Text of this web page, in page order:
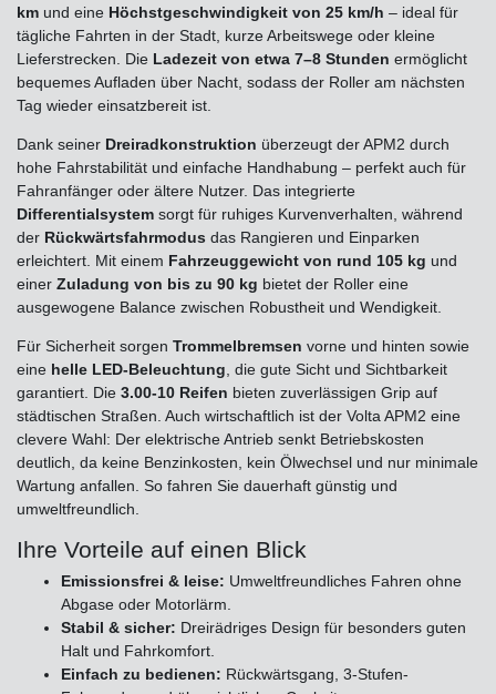
km und eine Höchstgeschwindigkeit von 25 km/h – ideal für
tägliche Fahrten in der Stadt, kurze Arbeitswege oder kleine
Lieferstrecken. Die Ladezeit von etwa 7–8 Stunden ermöglicht
bequemes Aufladen über Nacht, sodass der Roller am nächsten
Tag wieder einsatzbereit ist.
Dank seiner Dreiradkonstruktion überzeugt der APM2 durch
hohe Fahrstabilität und einfache Handhabung – perfekt auch für
Fahranfänger oder ältere Nutzer. Das integrierte
Differentialsystem sorgt für ruhiges Kurvenverhalten, während
der Rückwärtsfahrmodus das Rangieren und Einparken
erleichtert. Mit einem Fahrzeuggewicht von rund 105 kg und
einer Zuladung von bis zu 90 kg bietet der Roller eine
ausgewogene Balance zwischen Robustheit und Wendigkeit.
Für Sicherheit sorgen Trommelbremsen vorne und hinten sowie
eine helle LED-Beleuchtung , die gute Sicht und Sichtbarkeit
garantiert. Die 3.00-10 Reifen bieten zuverlässigen Grip auf
städtischen Straßen. Auch wirtschaftlich ist der Volta APM2 eine
clevere Wahl: Der elektrische Antrieb senkt Betriebskosten
deutlich, da keine Benzinkosten, kein Ölwechsel und nur minimale
Wartung anfallen. So fahren Sie dauerhaft günstig und
umweltfreundlich.
Ihre Vorteile auf einen Blick
Emissionsfrei & leise: Umweltfreundliches Fahren ohne
Abgase oder Motorlärm.
Stabil & sicher: Dreirädriges Design für besonders guten
Halt und Fahrkomfort.
Einfach zu bedienen: Rückwärtsgang, 3-Stufen-